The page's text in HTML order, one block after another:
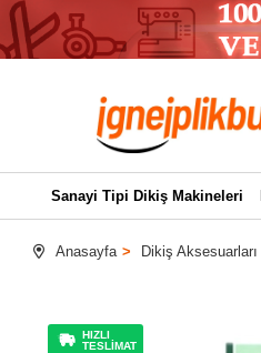
Sanayi Tipi Dikiş Makineleri
Anasayfa Dikiş Aksesuarları
HIZLI
TESLİMAT